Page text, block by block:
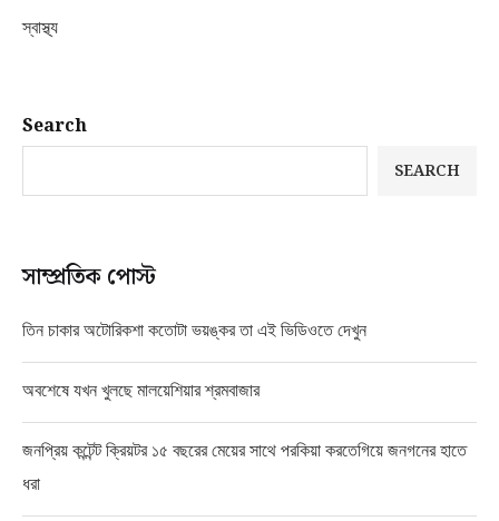
স্বাস্থ্য
Search
SEARCH
সাম্প্রতিক পোস্ট
তিন চাকার অটোরিকশা কতোটা ভয়ঙ্কর তা এই ভিডিওতে দেখুন
অবশেষে যখন খুলছে মালয়েশিয়ার শ্রমবাজার
জনপ্রিয় কন্টেন্ট ক্রিয়টর ১৫ বছরের মেয়ের সাথে পরকিয়া করতেগিয়ে জনগনের হাতে
ধরা